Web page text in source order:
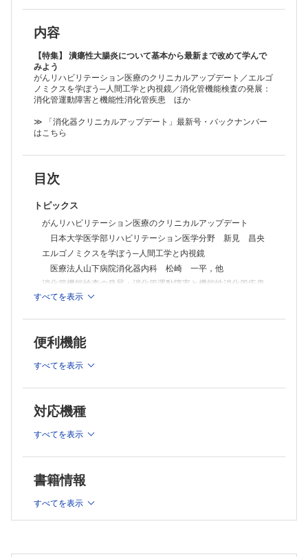
慶應義塾大学予防医療センター 岩 男 泰
2）UCの病理診断─再燃予測因子としての形質細胞，好中球，好酸球の
意義─
弘前大学大学院医学研究科病理診断学講座 明本 由衣
3）UCの疾患活動性を理解する上で，バイオマーカーにはどのような
ものがあり，どう役立つのか？
東京慈恵会医科大学内科学講座消化器・肝臓内科 櫻井 俊之，他
4）UCの病態や治療を理解する上で注目すべきサイトカインとは何
か？
5）潰瘍性大腸炎に対する生物学的製剤
6）潰瘍性大腸炎治療における低分子化合物の選択とそれぞれの特徴
7）現在治験で取り組まれている治療薬
8）UCに対する腸内細菌叢移植療法の現状と未来
順天堂大学消化器内科細菌叢再生学講座 石 川 大
連載企画
私の履歴書
医者人生まだまだこれから！
嶋田 靖先生よりコメント
後藤田卓志先生よりコメント
［コラム］Slow life, No Medical life!
久留米大学病院消化器病センター 岡部 義信
九州がんセンター消化器・肝胆膵内科 李 倫 學
1）プレゼンスライドの作り方について（全3回）
日本大学芸術学部 片桐 祥太
久留米大学病院臨床検査部 内藤 嘉紀
3）腹痛を診る（全4回） 第3回：ACNES（前皮神経絞扼症候群）
大船中央病院内科 中野 弘康
内容
【特集】 潰瘍性大腸炎について基本から最新まで改めて学んで
みよう
がんリハビリテーション医療のクリニカルアップデート／エルゴ
ノミクスを学ぼう─人間工学と内視鏡／消化管機能検査の発展：
消化管運動障害と機能性消化管疾患 ほか
≫ 「消化器クリニカルアップデート」最新号・バックナンバー
はこちら
目次
トピックス
がんリハビリテーション医療のクリニカルアップデート
日本大学医学部リハビリテーション医学分野 新見 昌央
エルゴノミクスを学ぼう─人間工学と内視鏡
医療法人山下病院消化器内科 松崎 一平，他
消化管機能検査の発展：消化管運動障害と機能性消化管疾患
九州大学大学院医学研究院・病態制御内科学 伊原 栄吉
序文
東京慈恵会医科大学内科学講座消化器・肝臓内科 猿田 雅
1）UCの内視鏡診断と鑑別診断の要点
慶應義塾大学予防医療センター 岩 男 泰
2）UCの病理診断─再燃予測因子としての形質細胞，好中球，
好酸球の意義─
ようなものがあり，どう役立つのか？
東京慈恵会医科大学内科学講座消化器・肝臓内科 櫻井 俊
之，他
すべてを表示
便利機能
すべてを表示
対応機種
すべてを表示
書籍情報
すべてを表示